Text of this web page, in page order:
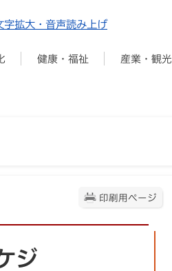
健康・福祉 産業・観光
印刷用ページ
ジ